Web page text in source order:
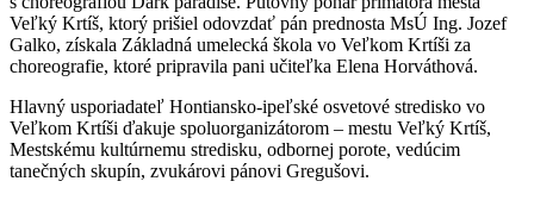
Veľký Krtíš, ktorý prišiel odovzdať pán prednosta MsÚ Ing. Jozef
Galko, získala Základná umelecká škola vo Veľkom Krtíši za
choreografie, ktoré pripravila pani učiteľka Elena Horváthová.
Hlavný usporiadateľ Hontiansko-ipeľské osvetové stredisko vo
Veľkom Krtíši ďakuje spoluorganizátorom – mestu Veľký Krtíš,
Mestskému kultúrnemu stredisku, odbornej porote, vedúcim
tanečných skupín, zvukárovi pánovi Gregušovi.